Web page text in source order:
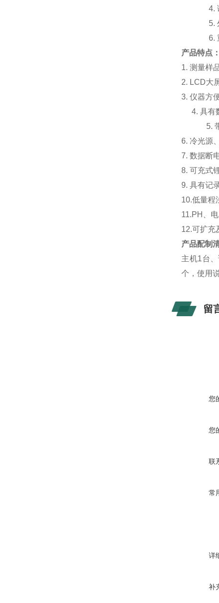
4.
5.
6.
产品特点
1. 测量样
2. LCD大
3. 仪器方
4. 具有
5.
6. 冷光源
7. 数据断
8. 可充式
9. 具有记
10.低量程
11.PH、
12.可扩充
产品配制
主机1台
个，使用
留
您
您
联
常
详
补